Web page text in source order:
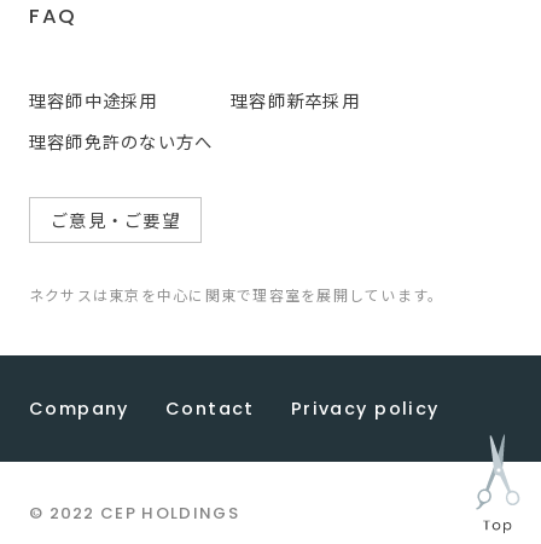
FAQ
理容師中途採用
理容師新卒採用
理容師免許のない方へ
ご意見・ご要望
ネクサスは東京を中心に関東で理容室を展開しています。
Company Contact Privacy policy
© 2022 CEP HOLDINGS